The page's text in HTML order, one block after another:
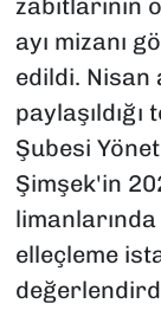
zabıtlarının
ayı mizanı
edildi. Nisan
paylaşıldığı
Şubesi
Şimşek'in
elleçleme